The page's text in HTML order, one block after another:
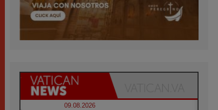
09.08.2026